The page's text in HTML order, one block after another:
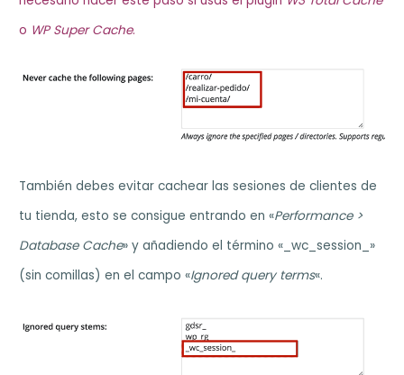
o WP Super Cache.
También debes evitar cachear las sesiones de clientes de
tu tienda, esto se consigue entrando en «Performance >
Database Cache» y añadiendo el término «_wc_session_»
(sin comillas) en el campo «Ignored query terms«.